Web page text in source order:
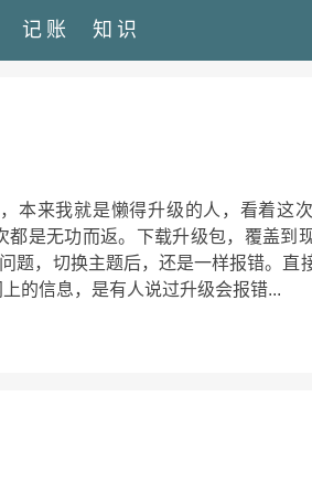
记账 知识
本来我就是懒得升级的人，看着这
是无功而返。下载升级包，覆盖到
题，切换主题后，还是一样报错。直
的信息，是有人说过升级会报错...